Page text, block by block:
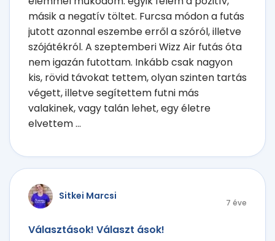
másik a negatív töltet. Furcsa módon a futás
jutott azonnal eszembe erről a szóról, illetve
szójátékról. A szeptemberi Wizz Air futás óta
nem igazán futottam. Inkább csak nagyon
kis, rövid távokat tettem, olyan szinten tartás
végett, illetve segítettem futni más
valakinek, vagy talán lehet, egy életre
elvettem ...
Sitkei Marcsi
7 éve
Választások! Választ ások!